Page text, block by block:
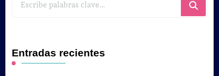
Entradas recientes